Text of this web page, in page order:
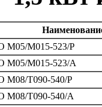
M05/M015‐523/P
M05/M015‐523/A
M08/T090‐540/P
M08/T090‐540/A